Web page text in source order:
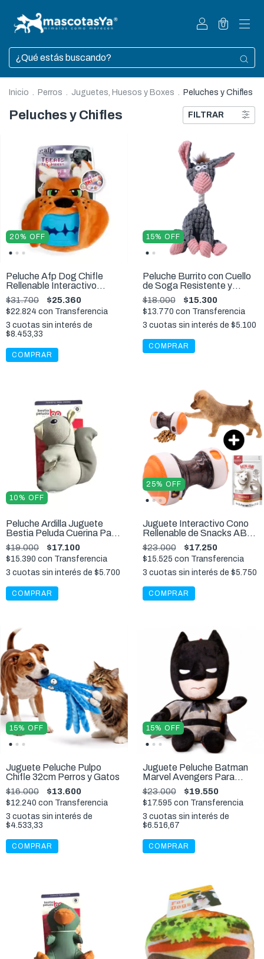
0
Inicio . Perros . Juguetes, Huesos y Boxes . Peluches y Chifles
Peluches y Chifles FILTRAR
20% OFF
Peluche Afp Dog Chifle
Rellenable Interactivo
Perros M
$31.700 $25.360
$22.824 con Transferencia
3 cuotas sin interés de
$8.453,33
COMPRAR
15% OFF
Peluche Burrito con Cuello
de Soga Resistente y
Chifle Perros y Gatos
$18.000 $15.300
$13.770 con Transferencia
3 cuotas sin interés de $5.100
10% OFF
Peluche Ardilla Juguete
Bestia Peluda Cuerina Para
Mascotas 16 cm
$19.000 $17.100
$15.390 con Transferencia
3 cuotas sin interés de $5.700
COMPRAR
25% OFF
​​Juguete Interactivo Cono
Rellenable de Snacks ABS
Perros y Gatos
$23.000 $17.250
$15.525 con Transferencia
3 cuotas sin interés de $5.750
15% OFF
Juguete Peluche Pulpo
Chifle 32cm Perros y Gatos
$16.000 $13.600
$12.240 con Transferencia
3 cuotas sin interés de
$4.533,33
COMPRAR
15% OFF
Juguete Peluche Batman
Marvel Avengers Para
Perros
$23.000 $19.550
$17.595 con Transferencia
3 cuotas sin interés de
$6.516,67